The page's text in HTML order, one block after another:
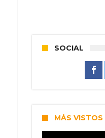
SOCIAL
MÁS VISTOS